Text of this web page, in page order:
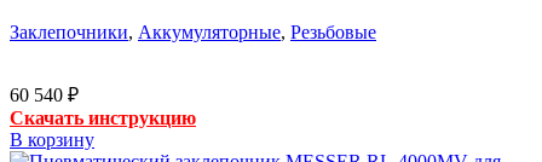
Заклепочники, Аккумуляторные, Резьбовые
60 540 ₽
Скачать инструкцию
В корзину